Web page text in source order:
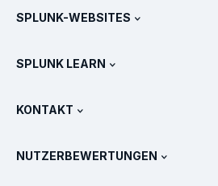
Splunk im Vergleich
Newsroom
Splunk Protects
Preise
Alle Produkte anzeigen
SPLUNK-WEBSITES
Schulung & Zertifizierung
Splunk Store
SPLUNK LEARN
OpenTelemetry: Eine Einführung
KONTAKT
NUTZERBEWERTUNGEN